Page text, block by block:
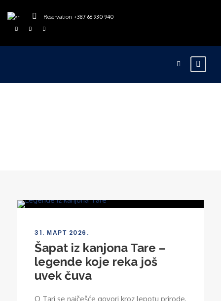
Reservation +387 66 930 940
31. МАРТ 2026.
Šapat iz kanjona Tare –
legende koje reka još
uvek čuva
O Tari se najčešće govori kroz lepotu prirode,